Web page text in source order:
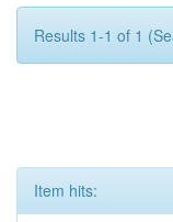
Results 1-1 of 1
Item hits: